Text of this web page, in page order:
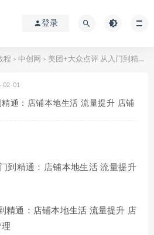
登录
程 > 中创网 > 美团+大众点评 从入门到精通：店铺本地生活 流量提升 店铺运营 推广秘术…
02-01
通：店铺本地生活 流量提升 店铺
精通：店铺本地生活 流量提升 店